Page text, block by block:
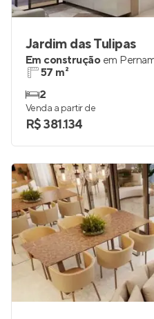
Jardim das Tulipas
Em construção em
57 m²
2
Venda a partir de
R$ 381.134